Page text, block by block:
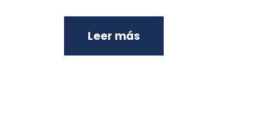
Leer más